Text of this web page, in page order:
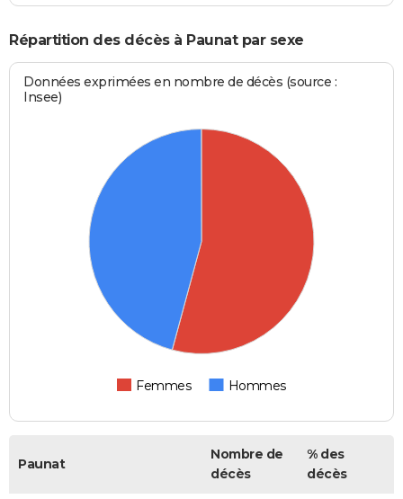
Répartition des décès à Paunat par sexe
Données exprimées en nombre de décès (source :
Insee)
Femmes Hommes
Paunat
Nombre de
décès
% des
décès